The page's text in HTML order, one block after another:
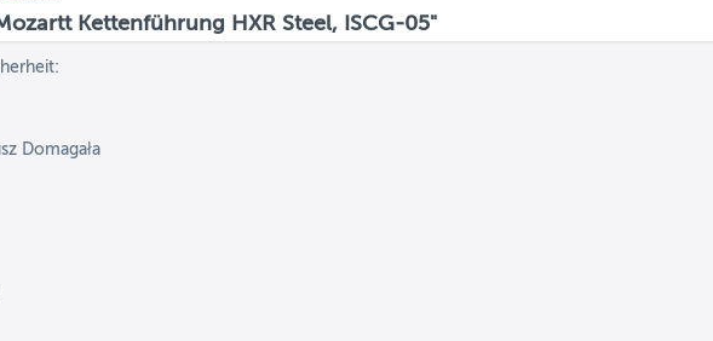
Kettenführung HXR Steel, ISCG-05"
Domagała